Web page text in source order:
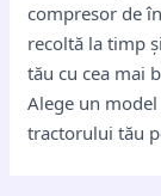
compresor de
recoltă la timp
tău cu cea mai
Alege un
tractorului tău